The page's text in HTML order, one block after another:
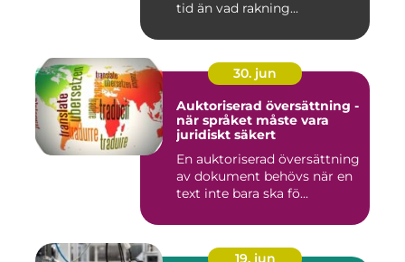
tid än vad rakning...
30. jun
Auktoriserad översättning -
när språket måste vara
juridiskt säkert
En auktoriserad översättning
av dokument behövs när en
text inte bara ska fö...
19. jun